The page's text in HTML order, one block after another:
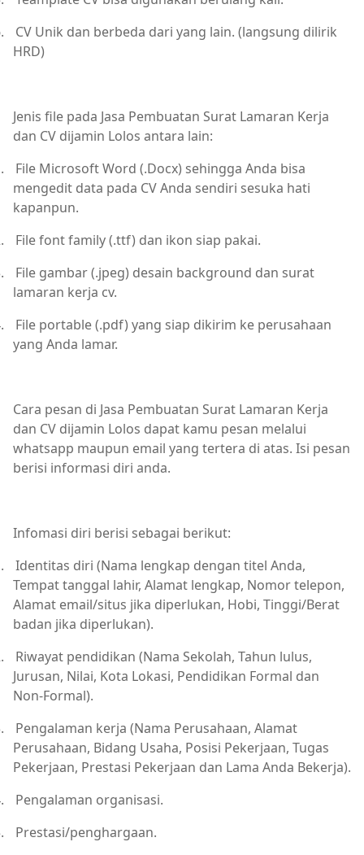
CV Unik dan berbeda dari yang lain. (langsung dilirik
HRD)
Jenis file pada Jasa Pembuatan Surat Lamaran Kerja
dan CV dijamin Lolos antara lain:
File Microsoft Word (.Docx) sehingga Anda bisa
mengedit data pada CV Anda sendiri sesuka hati
kapanpun.
File font family (.ttf) dan ikon siap pakai.
File gambar (.jpeg) desain background dan surat
lamaran kerja cv.
File portable (.pdf) yang siap dikirim ke perusahaan
yang Anda lamar.
Cara pesan di Jasa Pembuatan Surat Lamaran Kerja
dan CV dijamin Lolos dapat kamu pesan melalui
whatsapp maupun email yang tertera di atas. Isi pesan
berisi informasi diri anda.
Infomasi diri berisi sebagai berikut:
Identitas diri (Nama lengkap dengan titel Anda,
Tempat tanggal lahir, Alamat lengkap, Nomor telepon,
Alamat email/situs jika diperlukan, Hobi, Tinggi/Berat
badan jika diperlukan).
Riwayat pendidikan (Nama Sekolah, Tahun lulus,
Jurusan, Nilai, Kota Lokasi, Pendidikan Formal dan
Non-Formal).
Pengalaman kerja (Nama Perusahaan, Alamat
Perusahaan, Bidang Usaha, Posisi Pekerjaan, Tugas
Pekerjaan, Prestasi Pekerjaan dan Lama Anda Bekerja).
Pengalaman organisasi.
Prestasi/penghargaan.